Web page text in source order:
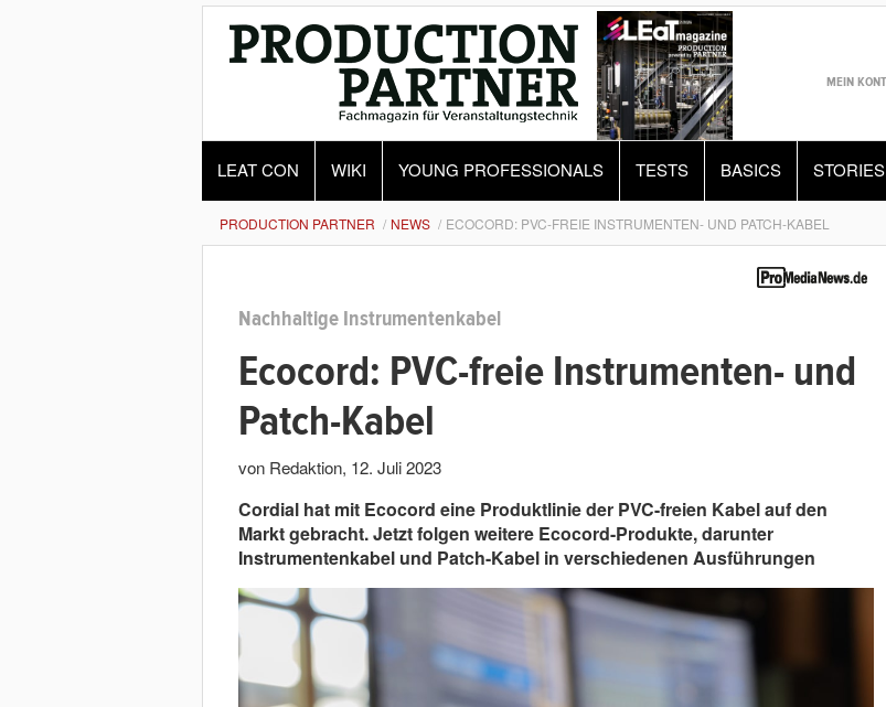
MEIN
LEAT CON WIKI YOUNG PROFESSIONALS TESTS BASICS STORIES
PRODUCTION PARTNER NEWS ECOCORD: PVC-FREIE INSTRUMENTEN- UND PATCH-KABEL
Nachhaltige Instrumentenkabel
Ecocord: PVC-freie Instrumenten- und
Patch-Kabel
von Redaktion, 12. Juli 2023
Cordial hat mit Ecocord eine Produktlinie der PVC-freien Kabel auf den
Markt gebracht. Jetzt folgen weitere Ecocord-Produkte, darunter
Instrumentenkabel und Patch-Kabel in verschiedenen Ausführungen